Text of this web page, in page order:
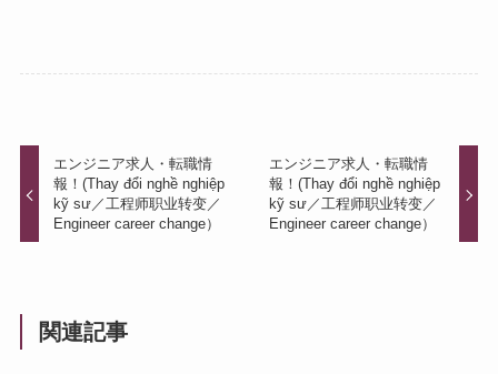
エンジニア求人・転職情
報！(Thay đổi nghề nghiệp
kỹ sư／工程师职业转变／
Engineer career change）
エンジニア求人・転職情
報！(Thay đổi nghề nghiệp
kỹ sư／工程师职业转变／
Engineer career change）
関連記事